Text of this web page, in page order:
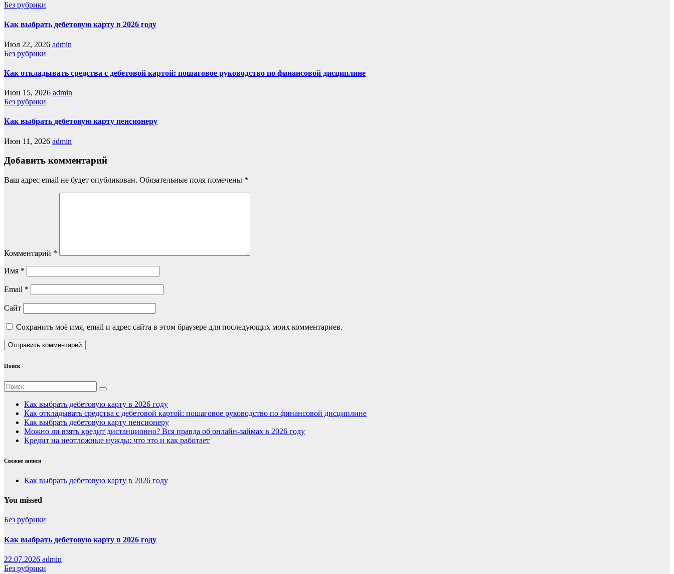
Без рубрики
Как выбрать дебетовую карту в 2026 году
Июл 22, 2026 admin
Без рубрики
Как откладывать средства с дебетовой картой: пошаговое руководство по финансовой дисциплине
Июн 15, 2026 admin
Без рубрики
Как выбрать дебетовую карту пенсионеру
Июн 11, 2026 admin
Добавить комментарий
Ваш адрес email не будет опубликован. Обязательные поля помечены *
Комментарий *
Имя *
Email *
Сайт
Сохранить моё имя, email и адрес сайта в этом браузере для последующих моих комментариев.
Поиск
Как выбрать дебетовую карту в 2026 году
Как откладывать средства с дебетовой картой: пошаговое руководство по финансовой дисциплине
Как выбрать дебетовую карту пенсионеру
Можно ли взять кредит дистанционно? Вся правда об онлайн-займах в 2026 году
Кредит на неотложные нужды: что это и как работает
Свежие записи
Как выбрать дебетовую карту в 2026 году
You missed
Без рубрики
Как выбрать дебетовую карту в 2026 году
22.07.2026 admin
Без рубрики